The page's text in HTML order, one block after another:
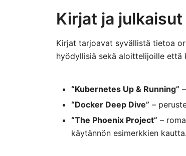
Kirjat ja
Kirjat tarjoavat syvällistä tietoa
hyödyllisiä sekä aloittelijoille että
“Kubernetes Up & Running”
“Docker Deep Dive” –
“The Phoenix Project” –
käytännön esimerkkien kautta.